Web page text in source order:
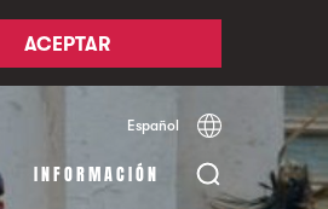
ACEPTAR
Español Català English
INFORMACIÓN